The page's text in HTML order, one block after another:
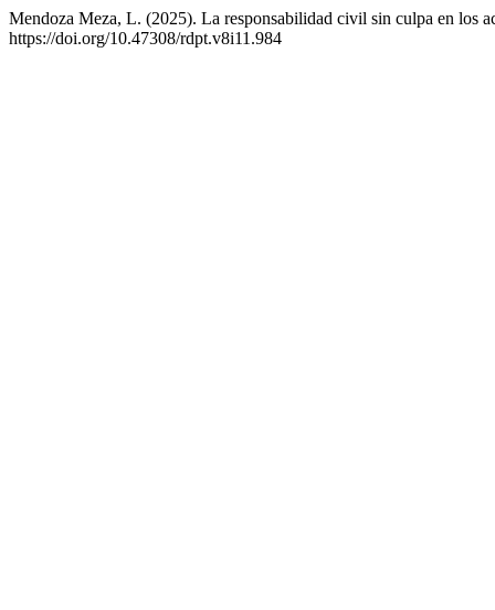
Mendoza Meza, L. (2025). La responsabilidad civil sin culpa en los
https://doi.org/10.47308/rdpt.v8i11.984